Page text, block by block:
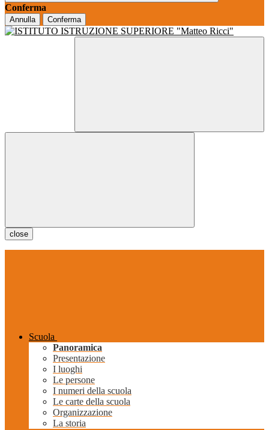
Conferma
Annulla Conferma
close
Scuola
Panoramica
Presentazione
I luoghi
Le persone
I numeri della scuola
Le carte della scuola
Organizzazione
La storia